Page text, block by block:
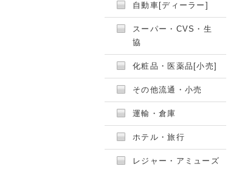
自動車[ディーラー]
スーパー・CVS・生
協
化粧品・医薬品[小売]
その他流通・小売
運輸・倉庫
ホテル・旅行
レジャー・アミューズ